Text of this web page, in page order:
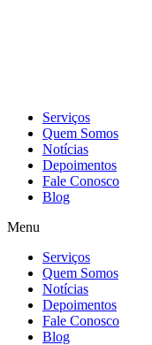
Serviços
Quem Somos
Notícias
Depoimentos
Fale Conosco
Blog
Menu
Serviços
Quem Somos
Notícias
Depoimentos
Fale Conosco
Blog